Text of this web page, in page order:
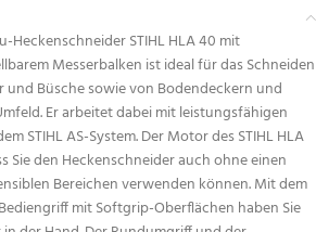
Heckenschneider STIHL HLA 40 mit
Messerbalken ist ideal für das Schneiden
und Büsche sowie von Bodendeckern und
Er arbeitet dabei mit leistungsfähigen
STIHL AS-System. Der Motor des STIHL HLA
Sie den Heckenschneider auch ohne einen
Bereichen verwenden können. Mit dem
mit Softgrip-Oberflächen haben Sie